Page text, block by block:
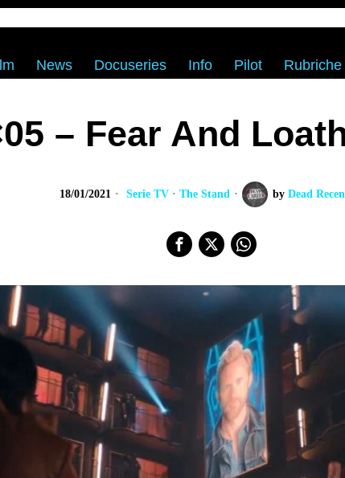
News Docuseries Info Pilot Rubriche
– Fear And
18/01/2021 Serie TV · The Stand by Dead